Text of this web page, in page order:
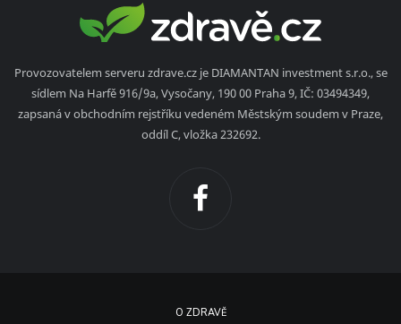
Provozovatelem serveru zdrave.cz je DIAMANTAN investment s.r.o., se
sídlem Na Harfě 916/9a, Vysočany, 190 00 Praha 9, IČ: 03494349,
zapsaná v obchodním rejstříku vedeném Městským soudem v Praze,
oddíl C, vložka 232692.
O ZDRAVĚ